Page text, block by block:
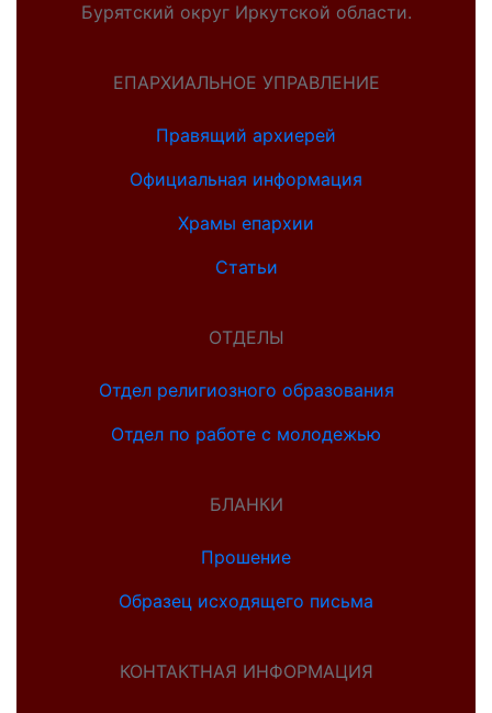
Бурятский округ Иркутской области.
ЕПАРХИАЛЬНОЕ УПРАВЛЕНИЕ
Правящий архиерей
Официальная информация
Храмы епархии
Статьи
ОТДЕЛЫ
Отдел религиозного образования
Отдел по работе с молодежью
БЛАНКИ
Прошение
Образец исходящего письма
КОНТАКТНАЯ ИНФОРМАЦИЯ